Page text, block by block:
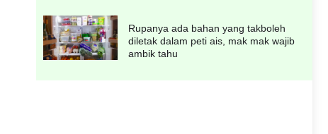
Rupanya ada bahan yang takboleh
diletak dalam peti ais, mak mak wajib
ambik tahu